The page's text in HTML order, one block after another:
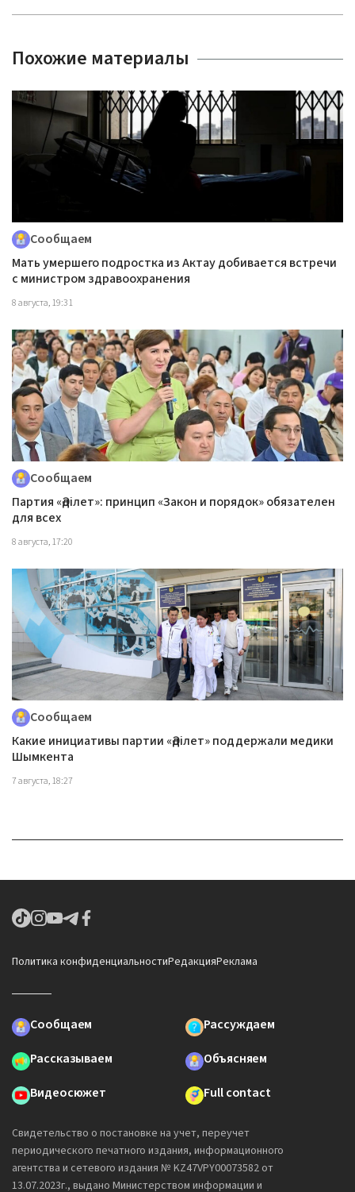
Похожие материалы
Сообщаем
Мать умершего подростка из Актау добивается встречи
с министром здравоохранения
8 августа, 19:31
Сообщаем
Партия «Әділет»: принцип «Закон и порядок» обязателен
для всех
8 августа, 17:20
Сообщаем
Какие инициативы партии «Әділет» поддержали медики
Шымкента
7 августа, 18:27
Политика конфиденциальностиРедакцияРеклама
Сообщаем
Рассуждаем
Рассказываем
Объясняем
Видеосюжет
Full contact
Свидетельство о постановке на учет, переучет
периодического печатного издания, информационного
агентства и сетевого издания № KZ47VPY00073582 от
13.07.2023г., выдано Министерством информации и